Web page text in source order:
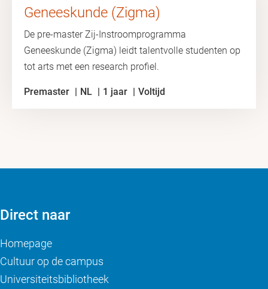
Geneeskunde (Zigma)
De pre-master Zij-Instroomprogramma
Geneeskunde (Zigma) leidt talentvolle studenten op
tot arts met een research profiel.
Premaster NL 1 jaar Voltijd
Direct naar
Homepage
Cultuur op de campus
Universiteitsbibliotheek